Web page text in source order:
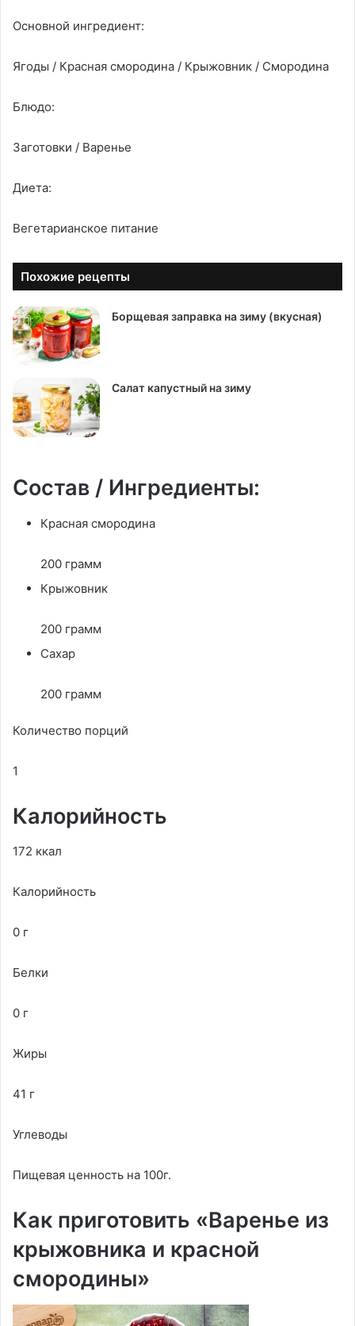
Основной ингредиент:
Ягоды / Красная смородина / Крыжовник / Cмородина
Блюдо:
Заготовки / Варенье
Диета:
Вегетарианское питание
Похожие рецепты
Борщевая заправка на зиму (вкусная)
Салат капустный на зиму
Состав / Ингредиенты:
Красная смородина
200 грамм
Крыжовник
200 грамм
Сахар
200 грамм
Количество порций
1
Калорийность
172 ккал
Калорийность
0 г
Белки
0 г
Жиры
41 г
Углеводы
Пищевая ценность на 100г.
Как приготовить «Варенье из
крыжовника и красной
смородины»